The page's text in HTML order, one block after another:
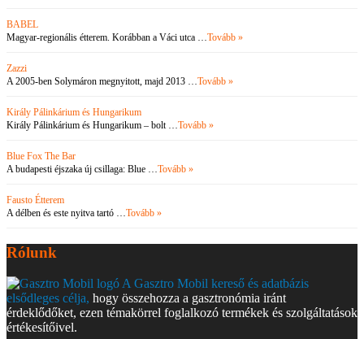
BABEL
Magyar-regionális étterem. Korábban a Váci utca …Tovább »
Zazzi
A 2005-ben Solymáron megnyitott, majd 2013 …Tovább »
Király Pálinkárium és Hungarikum
Király Pálinkárium és Hungarikum – bolt …Tovább »
Blue Fox The Bar
A budapesti éjszaka új csillaga: Blue …Tovább »
Fausto Étterem
A délben és este nyitva tartó …Tovább »
Rólunk
A Gasztro Mobil kereső és adatbázis
elsődleges célja, hogy összehozza a gasztronómia iránt
érdeklődőket, ezen témakörrel foglalkozó termékek és szolgáltatások
értékesítőivel.